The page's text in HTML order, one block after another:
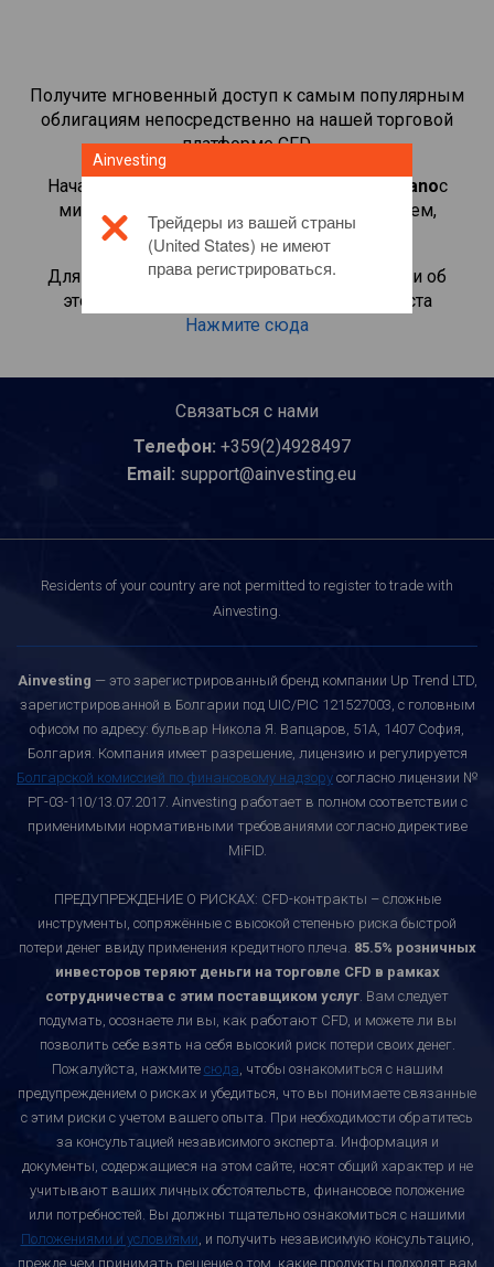
Получите мгновенный доступ к самым популярным
облигациям непосредственно на нашей торговой
платформе CFD.
Начать торговать CFD-контрактами на
Cardanoс
минимальной маржой, лучшим исполнением,
кредитным плечом до 1:200.
Для получения дополнительной информации об
этом инвестиционном продукте, пожалуйста
Нажмите сюда
Связаться с нами
Телефон: +359(2)4928497
Email: support@ainvesting.eu
Residents of your country are not permitted to register to trade with
Ainvesting.
Ainvesting — это зарегистрированный бренд компании Up Trend LTD,
зарегистрированной в Болгарии под UIC/PIC 121527003, с головным
офисом по адресу: бульвар Никола Я. Вапцаров, 51A, 1407 София,
Болгария. Компания имеет разрешение, лицензию и регулируется
Болгарской комиссией по финансовому надзору согласно лицензии №
РГ-03-110/13.07.2017. Ainvesting работает в полном соответствии с
применимыми нормативными требованиями согласно директиве
MiFID.
ПРЕДУПРЕЖДЕНИЕ О РИСКАХ: CFD-контракты – сложные
инструменты, сопряжённые с высокой степенью риска быстрой
потери денег ввиду применения кредитного плеча. 85.5% розничных
инвесторов теряют деньги на торговле CFD в рамках
сотрудничества с этим поставщиком услуг. Вам следует
подумать, осознаете ли вы, как работают CFD, и можете ли вы
позволить себе взять на себя высокий риск потери своих денег.
Пожалуйста, нажмите сюда, чтобы ознакомиться с нашим
предупреждением о рисках и убедиться, что вы понимаете связанные
с этим риски с учетом вашего опыта. При необходимости обратитесь
за консультацией независимого эксперта. Информация и
документы, содержащиеся на этом сайте, носят общий характер и не
учитывают ваших личных обстоятельств, финансовое положение
или потребностей. Вы должны тщательно ознакомиться с нашими
Положениями и условиями, и получить независимую консультацию,
прежде чем принимать решение о том, какие продукты подходят вам
Ainvesting
Трейдеры из вашей страны
(United States) не имеют
права регистрироваться.